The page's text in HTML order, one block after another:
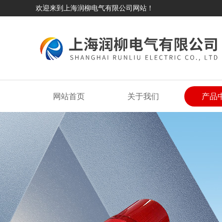
欢迎来到上海润柳电气有限公司网站！
网站首页 关于我们 产品